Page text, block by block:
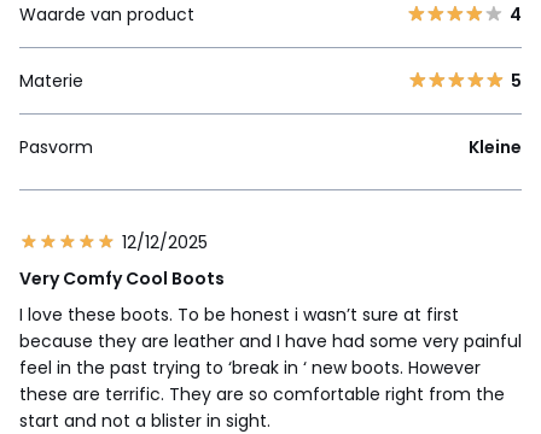
Waarde van product
4
Materie 5
Pasvorm Kleine
12/12/2025
Very Comfy Cool Boots
I love these boots. To be honest i wasn’t sure at first
because they are leather and I have had some very painful
feel in the past trying to ‘break in ‘ new boots. However
these are terrific. They are so comfortable right from the
start and not a blister in sight.